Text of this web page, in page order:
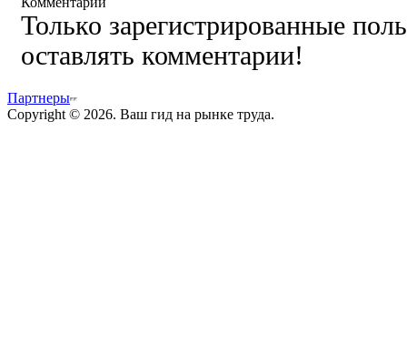
Только зарегистрированные
оставлять комментарии!
Партнеры
Copyright © 2026. Ваш гид на рынке труда.